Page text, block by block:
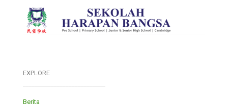
EXPLORE
Berita